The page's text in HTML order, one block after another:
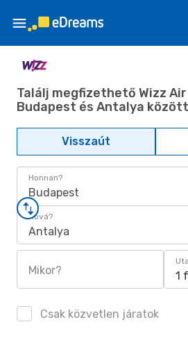
Találj megfizethető Wizz
Budapest és Antalya között
Visszaút
Honnan?
Budapest
Hová?
Antalya
Mikor? 1
Csak közvetlen járatok